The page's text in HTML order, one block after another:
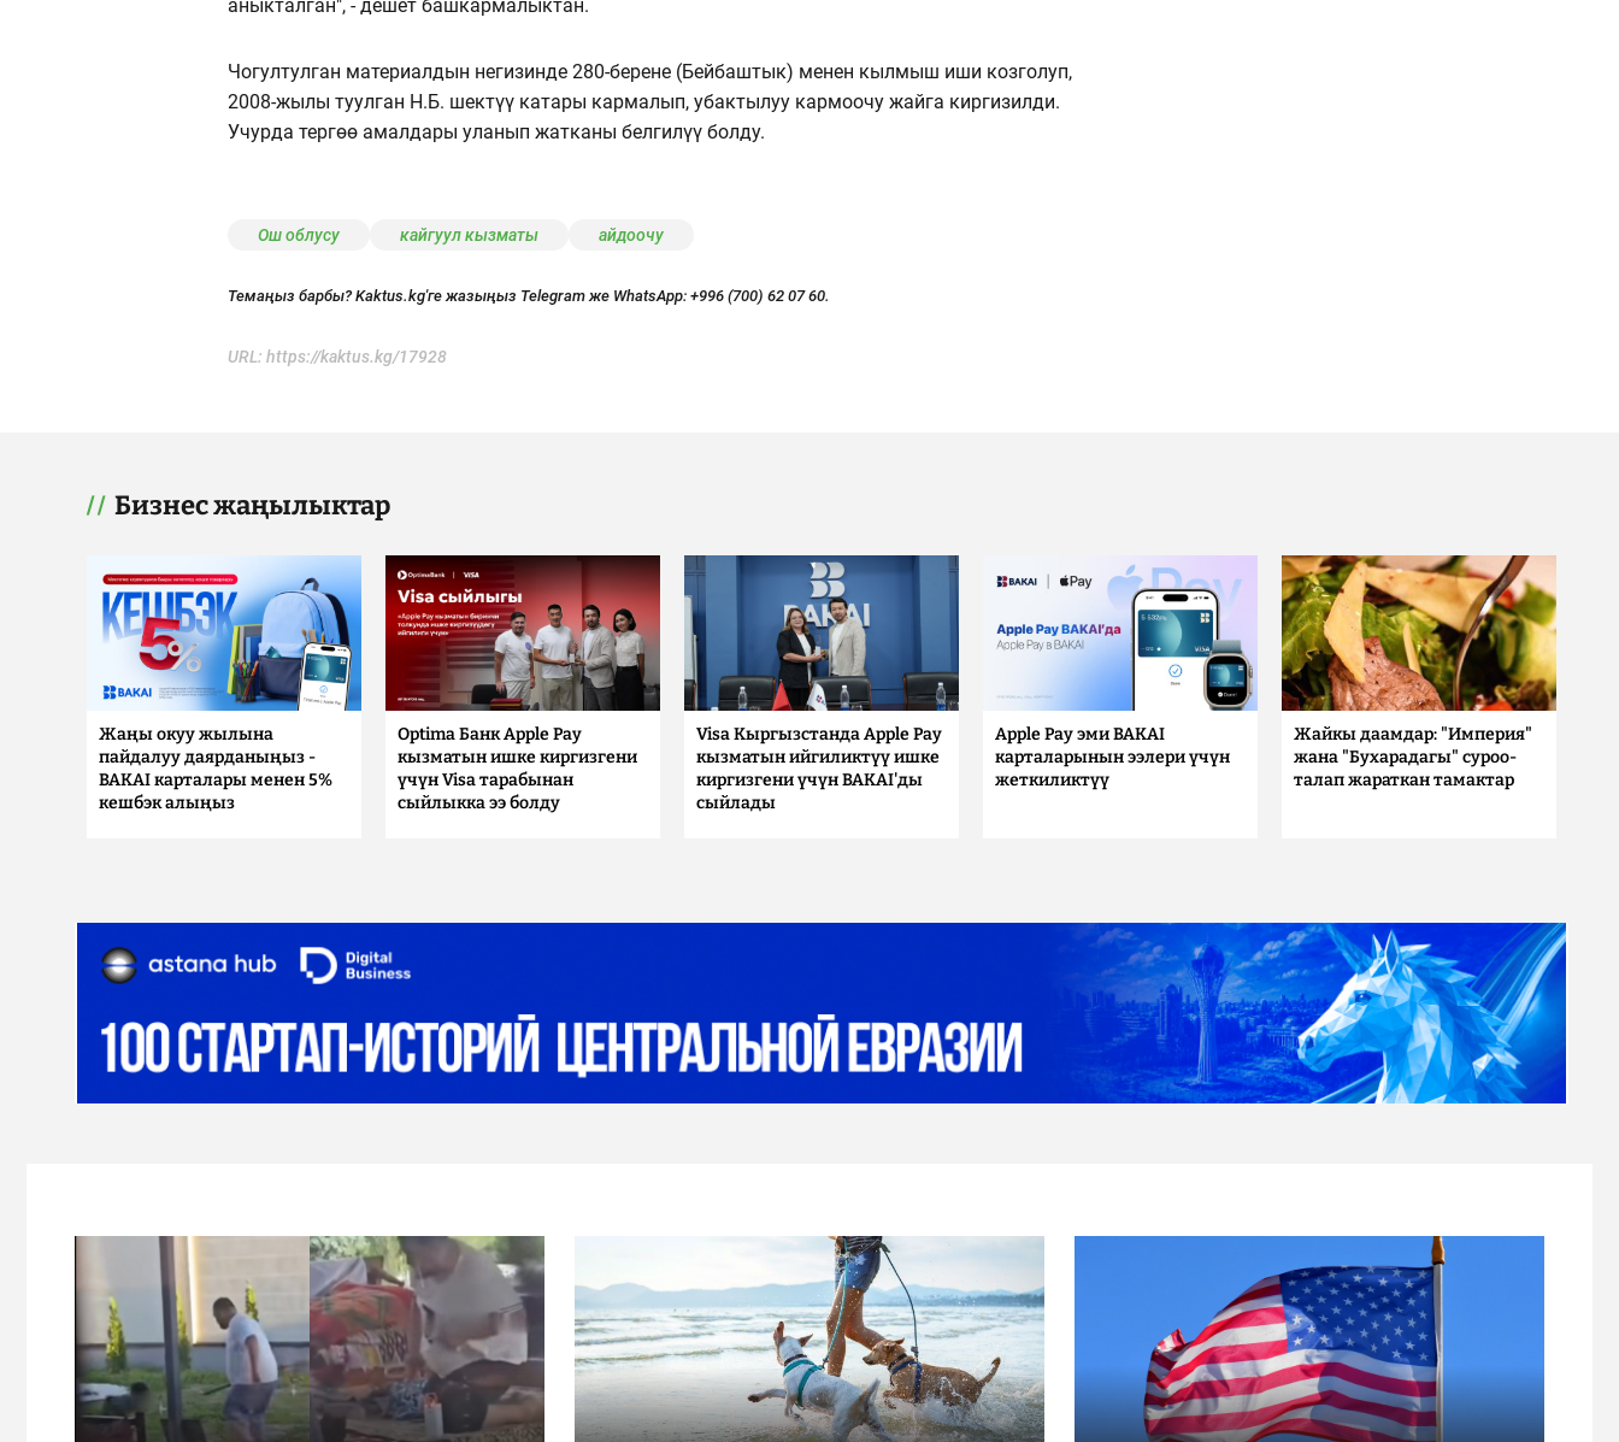
аныкталган", - дешет башкармалыктан.
Чогултулган материалдын негизинде 280-берене (Бейбаштык) менен кылмыш иши козголуп,
2008-жылы туулган Н.Б. шектүү катары кармалып, убактылуу кармоочу жайга киргизилди.
Учурда тергөө амалдары уланып жатканы белгилүү болду.
Ош облусу кайгуул кызматы айдоочу
Темаңыз барбы? Kaktus.kg'ге жазыңыз Telegram же WhatsApp: +996 (700) 62 07 60.
URL: https://kaktus.kg/17928
Бизнес жаңылыктар
Жаңы окуу жылына
пайдалуу даярданыңыз -
BAKAI карталары менен 5%
кешбэк алыңыз
Optima Банк Apple Pay
кызматын ишке киргизгени
үчүн Visa тарабынан
сыйлыкка ээ болду
Visa Кыргызстанда Apple Pay
кызматын ийгиликтүү ишке
киргизгени үчүн BAKAI'ды
сыйлады
Apple Pay эми BAKAI
карталарынын ээлери үчүн
жеткиликтүү
Жайкы даамдар: "Империя"
жана "Бухарадагы" суроо-
талап жараткан тамактар